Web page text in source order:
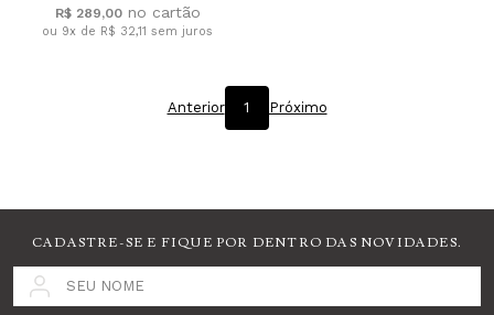
R$ 289,00
ou 9x de R$ 32,11 sem juros
Anterior 1 Próximo
CADASTRE-SE E FIQUE POR DENTRO DAS NOVIDADES.
SEU NOME